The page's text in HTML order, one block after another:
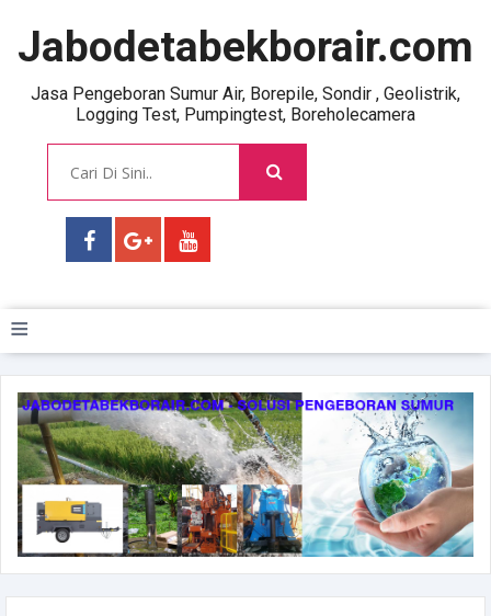
Jabodetabekborair.com
Jasa Pengeboran Sumur Air, Borepile, Sondir , Geolistrik,
Logging Test, Pumpingtest, Boreholecamera
≡